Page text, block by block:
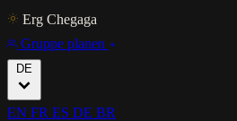
Erg Chegaga
Gruppe planen
DE
EN FR ES DE BR